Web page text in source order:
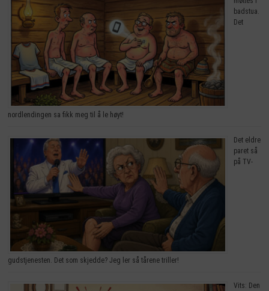
badstua.
Det
nordlendingen sa fikk meg til å le høyt!
Det eldre
paret så
på TV-
gudstjenesten. Det som skjedde? Jeg ler så tårene triller!
Vits: Den